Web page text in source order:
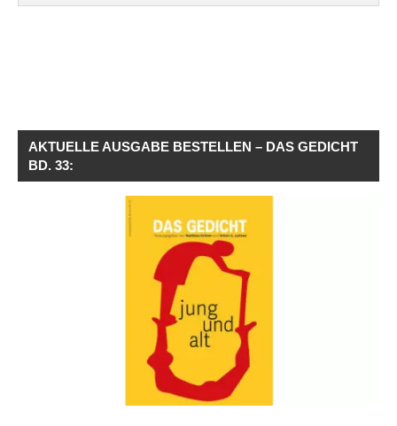
AKTUELLE AUSGABE BESTELLEN – DAS GEDICHT
BD. 33: